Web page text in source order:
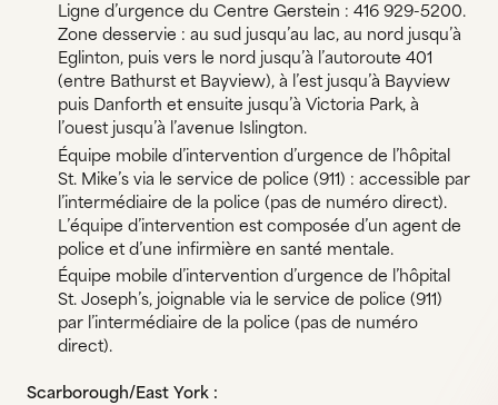
Ligne d’urgence du Centre Gerstein : 416 929-5200.
Zone desservie : au sud jusqu’au lac, au nord jusqu’à
Eglinton, puis vers le nord jusqu’à l’autoroute 401
(entre Bathurst et Bayview), à l’est jusqu’à Bayview
puis Danforth et ensuite jusqu’à Victoria Park, à
l’ouest jusqu’à l’avenue Islington.
Équipe mobile d’intervention d’urgence de l’hôpital
St. Mike’s via le service de police (911) : accessible par
l’intermédiaire de la police (pas de numéro direct).
L’équipe d’intervention est composée d’un agent de
police et d’une infirmière en santé mentale.
Équipe mobile d’intervention d’urgence de l’hôpital
St. Joseph’s, joignable via le service de police (911)
par l’intermédiaire de la police (pas de numéro
direct).
Scarborough/East York :